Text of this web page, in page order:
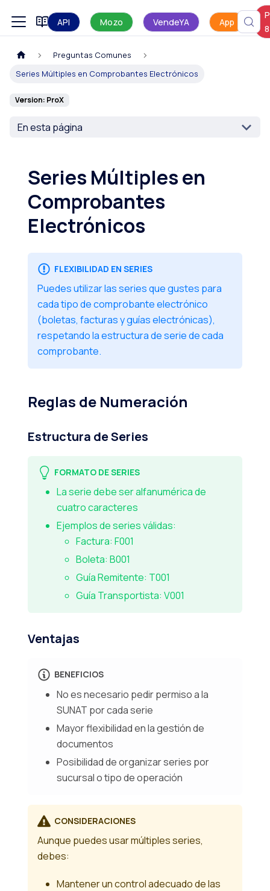
Manual de uso
API Mozo VendeYA App
8
Preguntas Comunes
Series Múltiples en Comprobantes Electrónicos
Version: ProX
En esta página
Series Múltiples en
Comprobantes
Electrónicos
FLEXIBILIDAD EN SERIES
Puedes utilizar las series que gustes para
cada tipo de comprobante electrónico
(boletas, facturas y guías electrónicas),
respetando la estructura de serie de cada
comprobante.
Reglas de Numeración
Estructura de Series
FORMATO DE SERIES
La serie debe ser alfanumérica de
cuatro caracteres
Ejemplos de series válidas:
Factura: F001
Boleta: B001
Guía Remitente: T001
Guía Transportista: V001
Ventajas
BENEFICIOS
No es necesario pedir permiso a la
SUNAT por cada serie
Mayor flexibilidad en la gestión de
documentos
Posibilidad de organizar series por
sucursal o tipo de operación
CONSIDERACIONES
Aunque puedes usar múltiples series,
debes:
Mantener un control adecuado de las